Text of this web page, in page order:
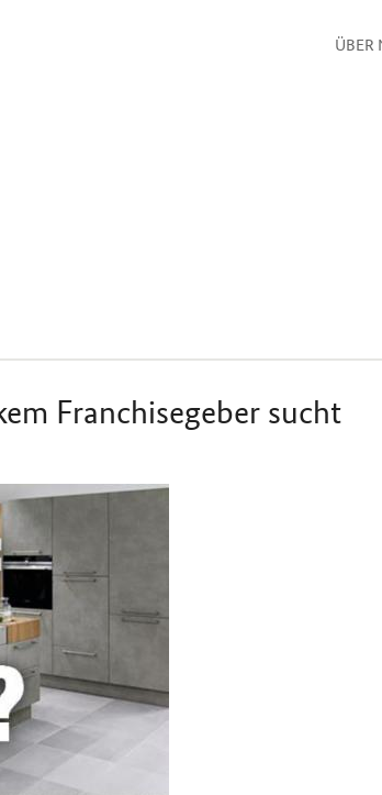
ÜBER
Franchisegeber sucht